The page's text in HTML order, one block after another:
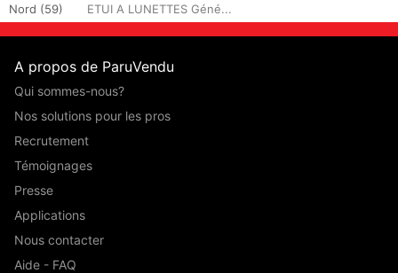
Nord (59)
ETUI A LUNETTES Géné...
A propos de ParuVendu
Qui sommes-nous?
Nos solutions pour les pros
Recrutement
Témoignages
Presse
Applications
Nous contacter
Aide - FAQ